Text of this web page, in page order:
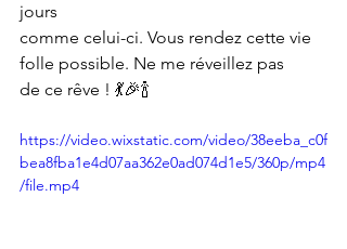
jours
comme celui-ci. Vous rendez cette vie
folle possible. Ne me réveillez pas
de ce rêve ! 💃🎉🍾
https://video.wixstatic.com/video/38eeba_c0f
bea8fba1e4d07aa362e0ad074d1e5/360p/mp4
/file.mp4